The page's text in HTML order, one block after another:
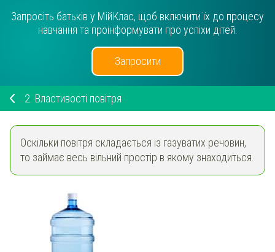
Запросіть батьків у МійКлас, щоб включити їх до процесу
навчання та проінформувати про успіхи дітей.
Запросити
2. Властивості повітря
Оскільки повітря складається із газуватих речовин,
то займає весь вільний простір в якому знаходиться.